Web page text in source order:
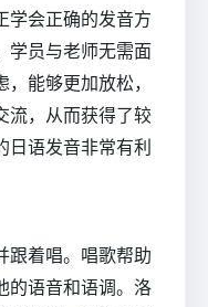
学会正确的发音方
学员与老师无需面
能够更加放松，
流，从而获得了较
日语发音非常有利
跟着唱。唱歌帮助
的语音和语调。洛